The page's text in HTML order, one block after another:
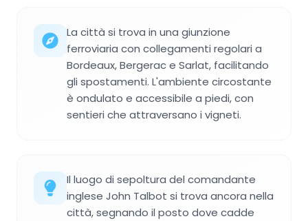
La città si trova in una giunzione
ferroviaria con collegamenti regolari a
Bordeaux, Bergerac e Sarlat, facilitando
gli spostamenti. L'ambiente circostante
è ondulato e accessibile a piedi, con
sentieri che attraversano i vigneti.
Il luogo di sepoltura del comandante
inglese John Talbot si trova ancora nella
città, segnando il posto dove cadde